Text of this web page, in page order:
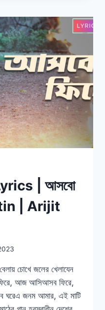
| আসবো
| Arijit
চোখে জলের খেলাযেন
ফিরে, আজ আসিআসব ফিরে,
ঘরেএ জনম আমার, এই মাটি